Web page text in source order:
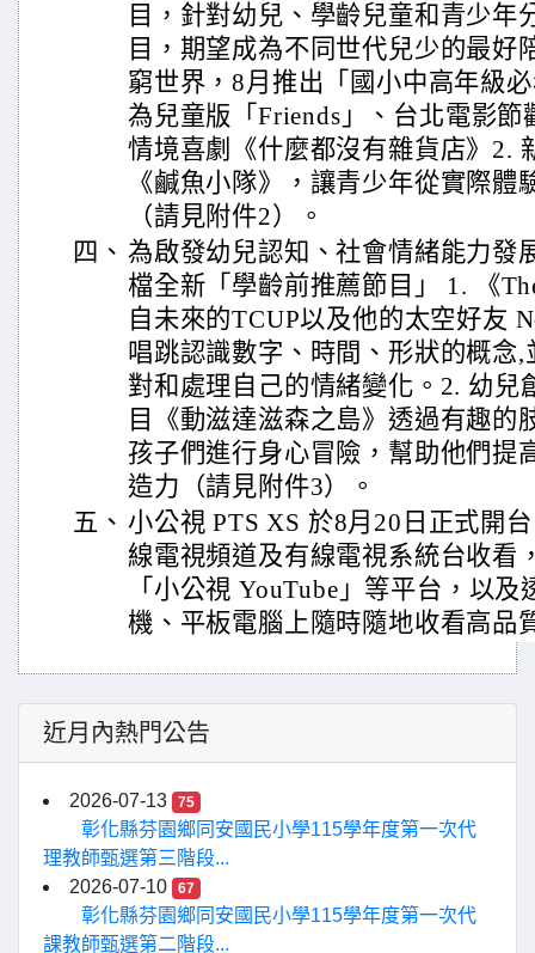
目，針對幼兒、學齡兒童和青少年
目，期望成為不同世代兒少的最好
窮世界，8月推出「國小中高年級
為兒童版「Friends」、台北電影
情境喜劇《什麼都沒有雜貨店》2.
《鹹魚小隊》，讓青少年從實際體
（請見附件2）。
四、 為啟發幼兒認知、社會情緒能力發
檔全新「學齡前推薦節目」 1. 《
自未來的TCUP以及他的太空好友
唱跳認識數字、時間、形狀的概念
對和處理自己的情緒變化。2. 幼兒
目《動滋達滋森之島》透過有趣的
孩子們進行身心冒險，幫助他們提
造力（請見附件3）。
五、 小公視 PTS XS 於8月20日正式開
線電視頻道及有線電視系統台收看
「小公視 YouTube」等平台，以
機、平板電腦上隨時隨地收看高品
近月內熱門公告
2026-07-13 75
彰化縣芬園鄉同安國民小學115學年度第一次代
理教師甄選第三階段...
2026-07-10
67
彰化縣芬園鄉同安國民小學115學年度第一次代
課教師甄選第二階段...